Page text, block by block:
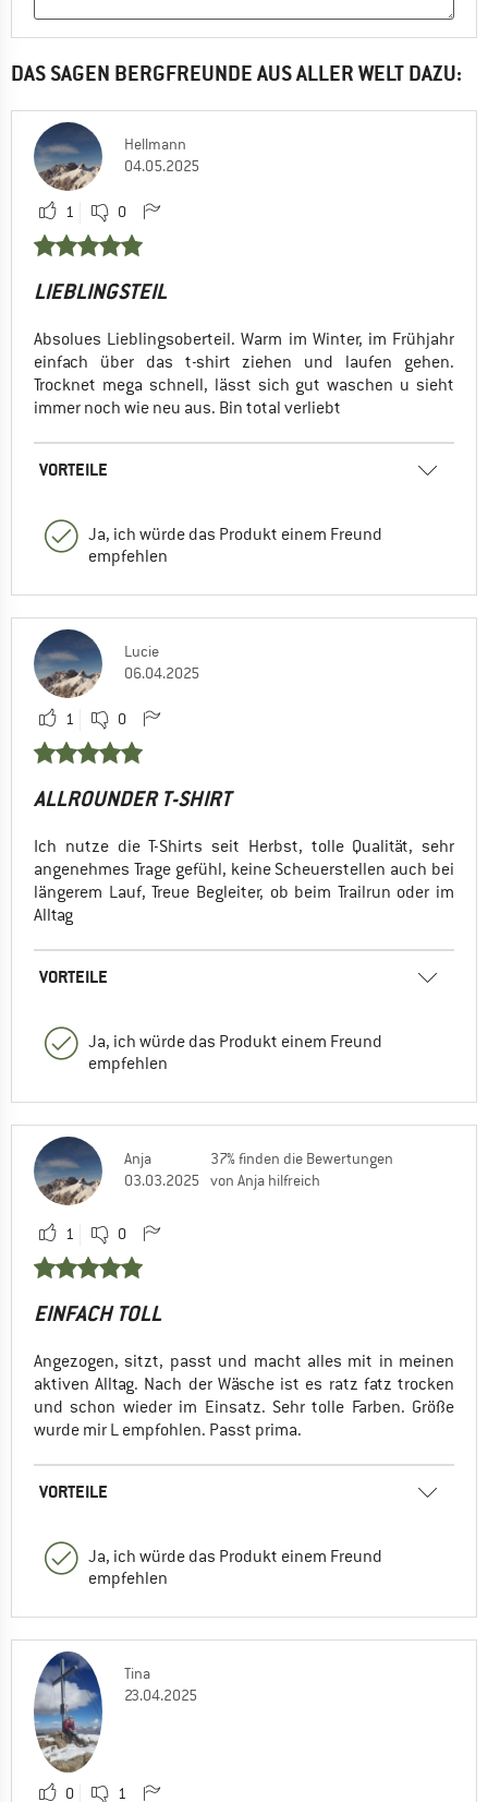
DAS SAGEN BERGFREUNDE AUS ALLER WELT DAZU:
Hellmann
04.05.2025
1 0
LIEBLINGSTEIL
Absolues Lieblingsoberteil. Warm im Winter, im Frühjahr
einfach über das t-shirt ziehen und laufen gehen.
Trocknet mega schnell, lässt sich gut waschen u sieht
immer noch wie neu aus. Bin total verliebt
VORTEILE
Ja, ich würde das Produkt einem Freund
empfehlen
Lucie
06.04.2025
1 0
ALLROUNDER T-SHIRT
Ich nutze die T-Shirts seit Herbst, tolle Qualität, sehr
angenehmes Trage gefühl, keine Scheuerstellen auch bei
längerem Lauf, Treue Begleiter, ob beim Trailrun oder im
Alltag
VORTEILE
Ja, ich würde das Produkt einem Freund
empfehlen
Anja
03.03.2025
37% finden die Bewertungen
von Anja hilfreich
1 0
EINFACH TOLL
Angezogen, sitzt, passt und macht alles mit in meinen
aktiven Alltag. Nach der Wäsche ist es ratz fatz trocken
und schon wieder im Einsatz. Sehr tolle Farben. Größe
wurde mir L empfohlen. Passt prima.
VORTEILE
Ja, ich würde das Produkt einem Freund
empfehlen
Tina
23.04.2025
0 1